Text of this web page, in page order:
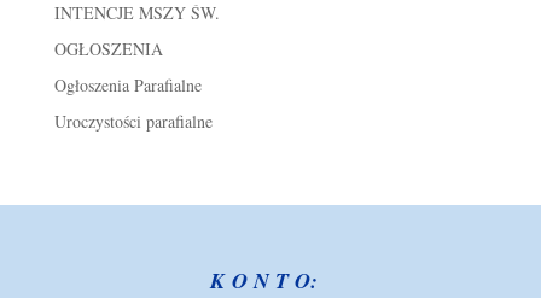
INTENCJE MSZY ŚW.
OGŁOSZENIA
Ogłoszenia Parafialne
Uroczystości parafialne
K O N T O: